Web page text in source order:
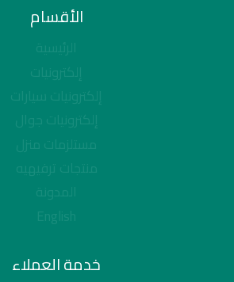
الأقسام
الرئيسية
إلكترونيات
إلكترونيات سيارات
إلكترونيات جوال
مستلزمات منزل
منتجات ترفيهيه
المدونة
English
خدمة العملاء